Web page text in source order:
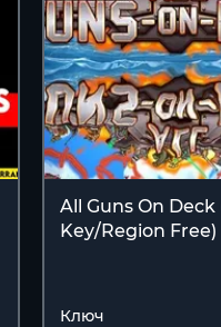
All Guns On Deck
Key/Region Free)
Ключ